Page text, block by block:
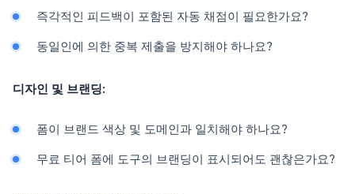
즉각적인 피드백이 포함된 자동 채점이 필요한가요?
동일인에 의한 중복 제출을 방지해야 하나요?
디자인 및 브랜딩:
폼이 브랜드 색상 및 도메인과 일치해야 하나요?
무료 티어 폼에 도구의 브랜딩이 표시되어도 괜찮은가요?